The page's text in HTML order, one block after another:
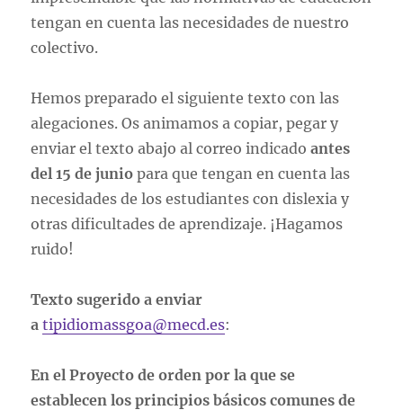
tengan en cuenta las necesidades de nuestro
colectivo.
Hemos preparado el siguiente texto con las
alegaciones. Os animamos a copiar, pegar y
enviar el texto abajo al correo indicadoantes
del 15 de junio para que tengan en cuenta las
necesidades de los estudiantes con dislexia y
otras dificultades de aprendizaje. ¡Hagamos
ruido!
Texto sugerido a enviar
atipidiomassgoa@mecd.es:
En el Proyecto de orden por la que se
establecen los principios básicos comunes de